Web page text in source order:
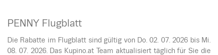
PENNY Flugblatt
Die Rabatte im Flugblatt sind gültig von Do. 02. 07. 2026 bis Mi.
08. 07. 2026. Das Kupino.at Team aktualisiert täglich für Sie die